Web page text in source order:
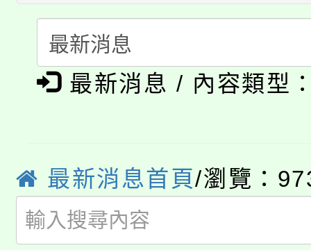
程
「本色祭」8/29、30在
場熱烈登場!
8/21下午1時於龍潭區
徵才活動。
YOUNG桃局內行報名
開!
115年桃園市運動會8/
田徑場及游泳池舉行。
桃園市低收入戶享有免
視費優惠，中低收入戶
大園自造教育及科技中
最新消息 / 內容類型
最新消息首頁/瀏覽：